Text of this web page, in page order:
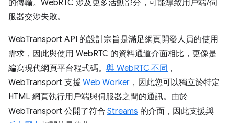
的傳輸。WebRTC 涉及更多活動部分，可能導致用戶端/伺
服器交涉失敗。
WebTransport API 的設計宗旨是滿足網頁開發人員的使用
需求，因此與使用 WebRTC 的資料通道介面相比，更像是
編寫現代網頁平台程式碼。 與 WebRTC 不同 ，
WebTransport 支援 Web Worker ，因此您可以獨立於特定
HTML 網頁執行用戶端與伺服器之間的通訊。由於
WebTransport 公開了符合 Streams 的介面，因此支援與